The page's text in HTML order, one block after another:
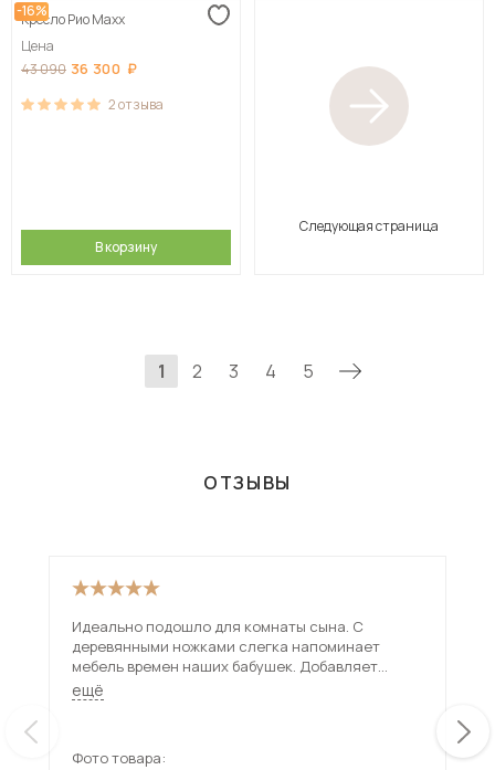
-16%
Кресло Рио Maxx
Цена
43 090 36 300
2отзыва
В корзину
Следующая страница
1 2 3 4 5
ОТЗЫВЫ
Идеально подошло для комнаты сына. С
деревянными ножками слегка напоминает
мебель времен наших бабушек. Добавляет
немного ностальгии и классики.
ещё
Фото товара: